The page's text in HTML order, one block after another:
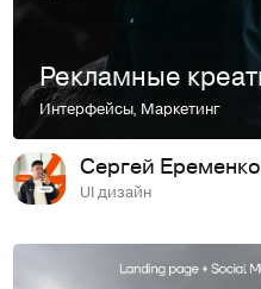
Интерфейсы, Маркетинг
Сергей Еременко
UI дизайн